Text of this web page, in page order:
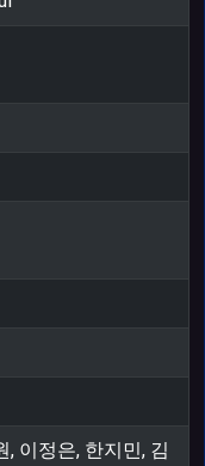
, 이정은, 한지민, 김